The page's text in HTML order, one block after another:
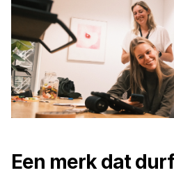
Een merk dat